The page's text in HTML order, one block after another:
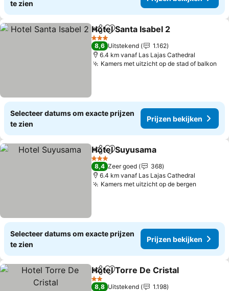
te zien
DelenToevoegen aan favorieten
Hotel Santa Isabel 2
3 Sterren
8,6 Uitstekend
1.162
6.4 km vanaf Las Lajas Cathedral
Kamers met uitzicht op de stad of balkon
Selecteer datums om exacte prijzen
te zien
Prijzen bekijken
DelenToevoegen aan favorieten
Hotel Suyusama
3 Sterren
8,4 Zeer goed
368
6.4 km vanaf Las Lajas Cathedral
Kamers met uitzicht op de bergen
Selecteer datums om exacte prijzen
te zien
Prijzen bekijken
DelenToevoegen aan favorieten
Hotel Torre De Cristal
2 Sterren
8,8 Uitstekend
1.198